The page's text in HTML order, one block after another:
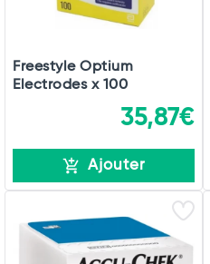
Freestyle Optium
Electrodes x 100
35,87€
Ajouter